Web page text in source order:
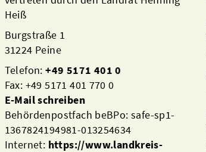
Heiß
Burgstraße 1
31224 Peine
Telefon:+49 5171 401 0
Fax: +49 5171 401 770 0
E-Mail schreiben
Behördenpostfach beBPo: safe-sp1-
1367824194981-013254634
Internet: https://www.landkreis-